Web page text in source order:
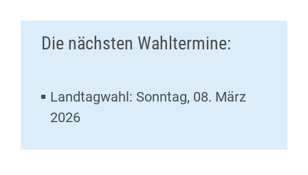
Die nächsten Wahltermine:
Landtagwahl: Sonntag, 08. März
2026